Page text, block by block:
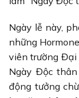
Ngày lễ này,
những
viên trường Đại
Ngày Độc
động tưởng